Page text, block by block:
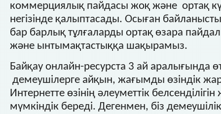
коммерциялық пайдасы жоқ және ортақ
негізінде қалыптасады. Осыған
бар барлық тұлғаларды ортақ өзара
және ынтымақтастыққа шақырамыз.
Байқау онлайн-ресурста 3 ай аралығында
демеушілерге айқын, жағымды өзіндік
Интернетте өзінің әлеуметтік
мүмкіндік береді. Дегенмен, біз